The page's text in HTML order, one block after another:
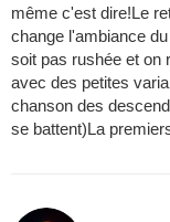
même c'est dire!Le
change l'ambiance
soit pas rushée et on
avec des petites
chanson des
se battent)La